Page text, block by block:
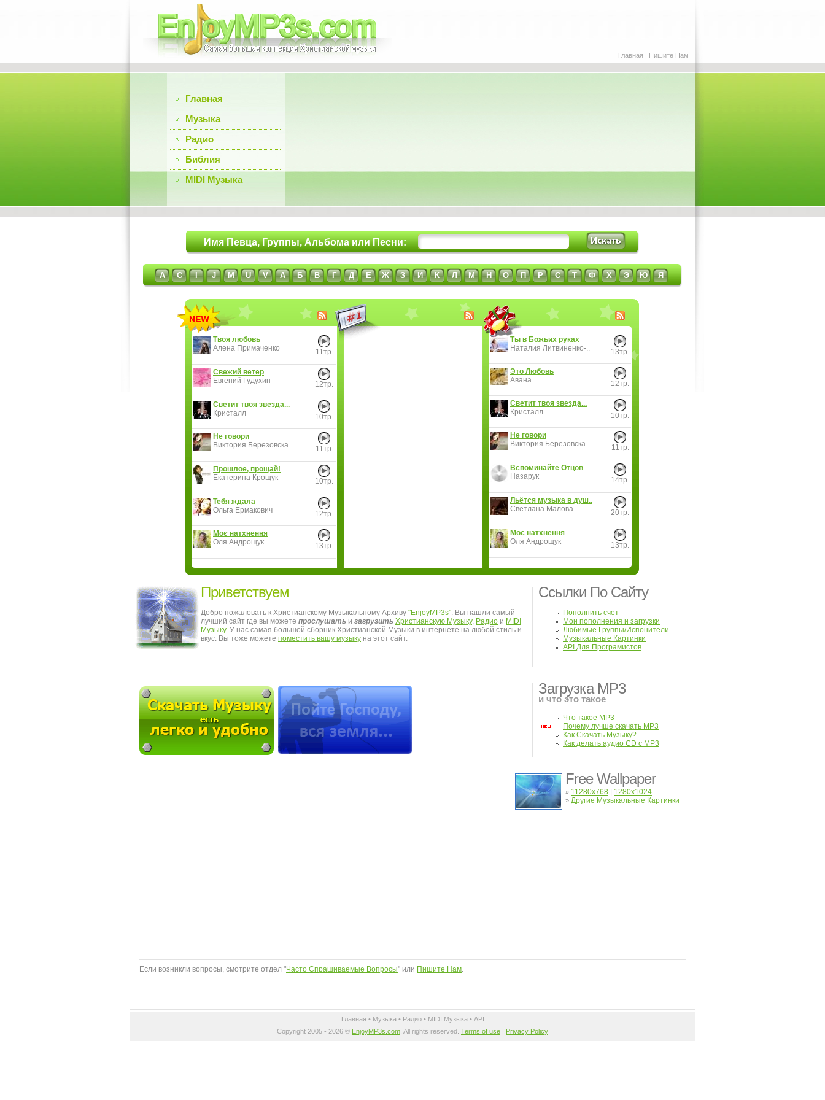
Главная | Пишите Нам
Главная
Музыка
Радио
Библия
MIDI Музыка
Имя Певца, Группы, Альбома или Песни:
A C I J M U V А Б В Г Д Е Ж З И К Л М Н О П Р С Т Ф Х Э Ю Я
Твоя любовь
Алена Примаченко
11тр.
Свежий ветер
Евгений Гудухин
12тр.
Светит твоя звезда...
Кристалл
10тр.
Не говори
Виктория Березовска..
11тр.
Прошлое, прощай!
Екатерина Крощук
10тр.
Тебя ждала
Ольга Ермакович
12тр.
Моє натхнення
Оля Андрощук
13тр.
Ты в Божьих руках
Наталия Литвиненко-..
13тр.
Это Любовь
Авана
12тр.
Светит твоя звезда...
Кристалл
10тр.
Не говори
Виктория Березовска..
11тр.
Вспоминайте Отцов
Назарук
14тр.
Льётся музыка в душ..
Светлана Малова
20тр.
Моє натхнення
Оля Андрощук
13тр.
Приветствуем
Добро пожаловать к Христианскому Музыкальному Архиву "EnjoyMP3s". Вы нашли самый
лучший сайт где вы можете прослушать и загрузить Христианскую Музыку, Радио и MIDI
Музыку. У нас самая большой сборник Христианской Музыки в интернете на любой стиль и
вкус. Вы тоже можете поместить вашу музыку на этот сайт.
Ссылки По Сайту
Пополнить счет
Мои пополнения и загрузки
Любимые Группы/Испонители
Музыкальные Картинки
API Для Програмистов
Загрузка MP3
и что это такое
Что такое MP3
Почему лучше скачать MP3
Как Скачать Музыку?
Как делать аудио CD с MP3
Free Wallpaper
» 11280x768 1280x1024
» Другие Музыкальные Картинки
Если возникли вопросы, смотрите отдел "Часто Спрашиваемые Вопросы" или Пишите Нам.
Главная • Музыка• Радио• MIDI Музыка• API
Copyright 2005 - 2026 © EnjoyMP3s.com . All rights reserved. Terms of use | Privacy Policy